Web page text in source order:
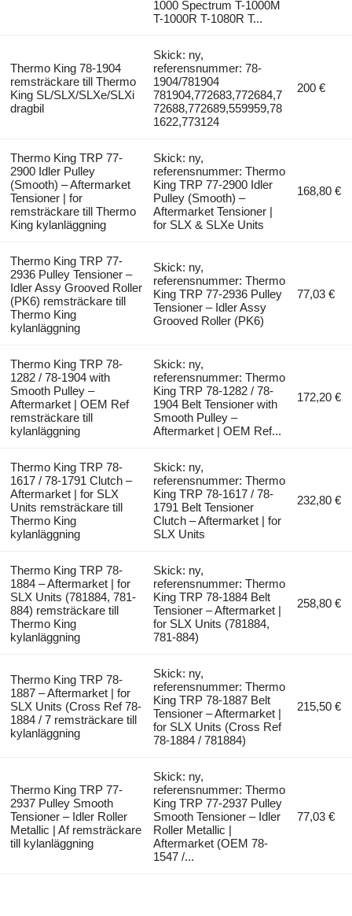
1000 Spectrum T-1000M
T-1000R T-1080R T...
Thermo King 78-1904
remsträckare till Thermo
King SL/SLX/SLXe/SLXi
dragbil
Skick: ny,
referensnummer: 78-
1904/781904
781904,772683,772684,7
72688,772689,559959,78
1622,773124
200 €
Thermo King TRP 77-
2900 Idler Pulley
(Smooth) – Aftermarket
Tensioner | for
remsträckare till Thermo
King kylanläggning
Skick: ny,
referensnummer: Thermo
King TRP 77-2900 Idler
Pulley (Smooth) –
Aftermarket Tensioner |
for SLX & SLXe Units
168,80 €
Thermo King TRP 77-
2936 Pulley Tensioner –
Idler Assy Grooved Roller
(PK6) remsträckare till
Thermo King
kylanläggning
Skick: ny,
referensnummer: Thermo
King TRP 77-2936 Pulley
Tensioner – Idler Assy
Grooved Roller (PK6)
77,03 €
Thermo King TRP 78-
1282 / 78-1904 with
Smooth Pulley –
Aftermarket | OEM Ref
remsträckare till
kylanläggning
Skick: ny,
referensnummer: Thermo
King TRP 78-1282 / 78-
1904 Belt Tensioner with
Smooth Pulley –
Aftermarket | OEM Ref...
172,20 €
Thermo King TRP 78-
1617 / 78-1791 Clutch –
Aftermarket | for SLX
Units remsträckare till
Thermo King
kylanläggning
Skick: ny,
referensnummer: Thermo
King TRP 78-1617 / 78-
1791 Belt Tensioner
Clutch – Aftermarket | for
SLX Units
232,80 €
Thermo King TRP 78-
1884 – Aftermarket | for
SLX Units (781884, 781-
884) remsträckare till
Thermo King
kylanläggning
Skick: ny,
referensnummer: Thermo
King TRP 78-1884 Belt
Tensioner – Aftermarket |
for SLX Units (781884,
781-884)
258,80 €
Thermo King TRP 78-
1887 – Aftermarket | for
SLX Units (Cross Ref 78-
1884 / 7 remsträckare till
kylanläggning
Skick: ny,
referensnummer: Thermo
King TRP 78-1887 Belt
Tensioner – Aftermarket |
for SLX Units (Cross Ref
78-1884 / 781884)
215,50 €
Thermo King TRP 77-
2937 Pulley Smooth
Tensioner – Idler Roller
Metallic | Af remsträckare
till kylanläggning
Skick: ny,
referensnummer: Thermo
King TRP 77-2937 Pulley
Smooth Tensioner – Idler
Roller Metallic |
Aftermarket (OEM 78-
1547 /...
77,03 €